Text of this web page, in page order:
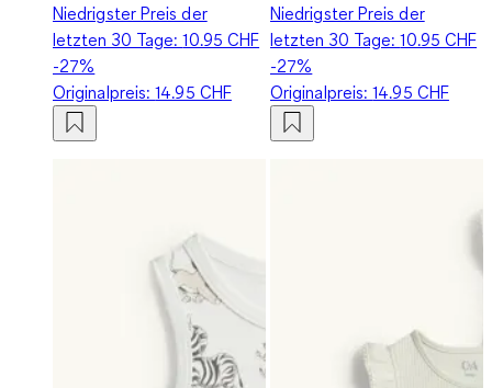
Niedrigster Preis der
letzten 30 Tage:10.95 CHF
-27%
Originalpreis:14.95 CHF
Niedrigster Preis der
letzten 30 Tage:10.95 CHF
-27%
Originalpreis:14.95 CHF